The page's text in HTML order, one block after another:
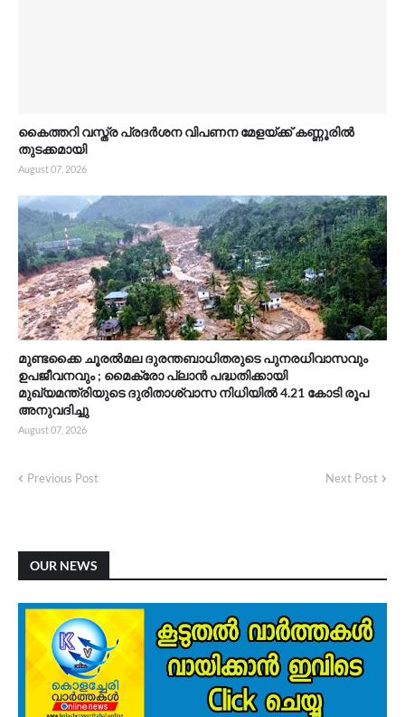
കൈത്തറി വസ്ത്ര പ്രദർശന വിപണന മേളയ്ക്ക് കണ്ണൂരിൽ
തുടക്കമായി
August 07, 2026
മുണ്ടക്കൈ ചൂരൽമല ദുരന്തബാധിതരുടെ പുനരധിവാസവും
ഉപജീവനവും ; മൈക്രോ പ്ലാൻ പദ്ധതിക്കായി
മുഖ്യമന്ത്രിയുടെ ദുരിതാശ്വാസ നിധിയിൽ 4.21 കോടി രൂപ
അനുവദിച്ചു
August 07, 2026
Previous Post Next Post
OUR NEWS